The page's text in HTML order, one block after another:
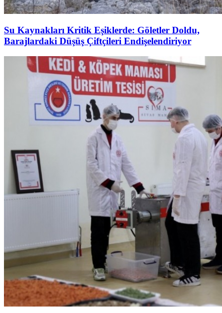
Su Kaynakları Kritik Eşiklerde: Göletler Doldu,
Barajlardaki Düşüş Çiftçileri Endişelendiriyor